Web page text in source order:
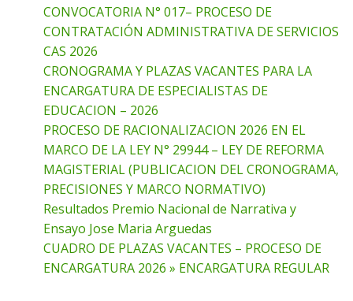
CONVOCATORIA N° 017– PROCESO DE
CONTRATACIÓN ADMINISTRATIVA DE SERVICIOS
CAS 2026
CRONOGRAMA Y PLAZAS VACANTES PARA LA
ENCARGATURA DE ESPECIALISTAS DE
EDUCACION – 2026
PROCESO DE RACIONALIZACION 2026 EN EL
MARCO DE LA LEY N° 29944 – LEY DE REFORMA
MAGISTERIAL (PUBLICACION DEL CRONOGRAMA,
PRECISIONES Y MARCO NORMATIVO)
Resultados Premio Nacional de Narrativa y
Ensayo Jose Maria Arguedas
CUADRO DE PLAZAS VACANTES – PROCESO DE
ENCARGATURA 2026 » ENCARGATURA REGULAR